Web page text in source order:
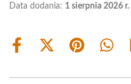
Data dodania: 1 sierpnia 2026 r.
Share
Share
(Twitter)
Share Share